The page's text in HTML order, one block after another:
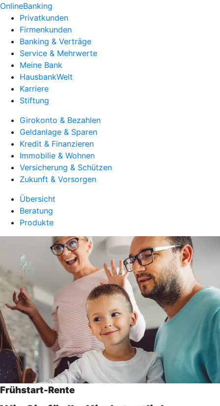
OnlineBanking
Privatkunden
Firmenkunden
Banking & Verträge
Service & Mehrwerte
Meine Bank
HausbankWelt
Karriere
Stiftung
Girokonto & Bezahlen
Geldanlage & Sparen
Kredit & Finanzieren
Immobilie & Wohnen
Versicherung & Schützen
Zukunft & Vorsorgen
Übersicht
Beratung
Produkte
Frühstart-Rente